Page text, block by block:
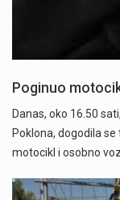
Poginuo
Danas, oko 16.50
Poklona, dogodila
motocikl i osobno